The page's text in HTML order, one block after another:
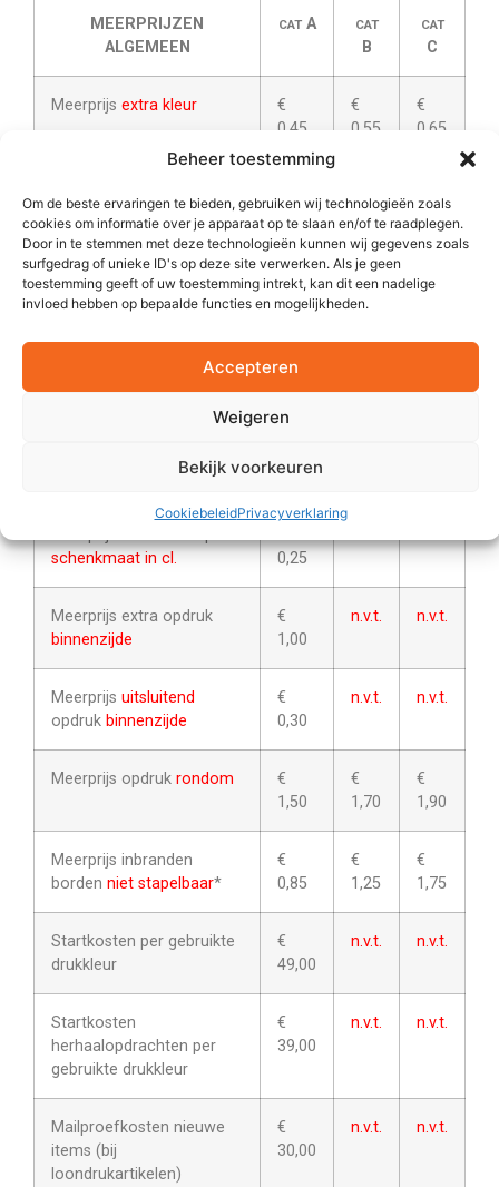
Beheer toestemming
Om de beste ervaringen te bieden, gebruiken wij technologieën zoals
cookies om informatie over je apparaat op te slaan en/of te raadplegen.
Door in te stemmen met deze technologieën kunnen wij gegevens zoals
surfgedrag of unieke ID's op deze site verwerken. Als je geen
toestemming geeft of uw toestemming intrekt, kan dit een nadelige
invloed hebben op bepaalde functies en mogelijkheden.
Accepteren
Weigeren
Bekijk voorkeuren
CookiebeleidPrivacyverklaring
MEERPRIJZEN
ALGEMEEN
CATA CAT
B
CAT
C
Meerprijs extra kleur
€
0,45
€
0,55
€
0,65
positie
0,75
0,85
0,95
Meerprijs decoratieboven
voetlogo
€
0,25
n.v.t.
(tot max.16 cm2)
0,60
schenkmaat in cl.
0,25
Meerprijs extra opdruk
binnenzijde
€
1,00
n.v.t. n.v.t.
Meerprijs uitsluitend
opdruk binnenzijde
€
0,30
n.v.t. n.v.t.
Meerprijs opdruk rondom
€
1,50
€
1,70
€
1,90
Meerprijs inbranden
borden niet stapelbaar*
€
0,85
€
1,25
€
1,75
Startkosten per gebruikte
drukkleur
€
49,00
n.v.t. n.v.t.
Startkosten
herhaalopdrachten per
gebruikte drukkleur
€
39,00
n.v.t. n.v.t.
Mailproefkosten nieuwe
items (bij
loondrukartikelen)
€
30,00
n.v.t. n.v.t.